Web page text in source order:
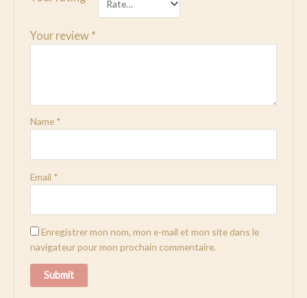
Your review *
Name *
Email *
Enregistrer mon nom, mon e-mail et mon site dans le
navigateur pour mon prochain commentaire.